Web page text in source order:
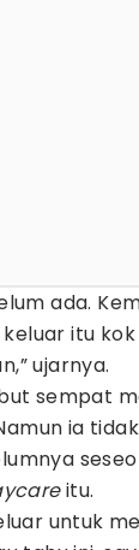
ada.
keluar itu
ujarnya.
sempat
ia
itu.
untuk